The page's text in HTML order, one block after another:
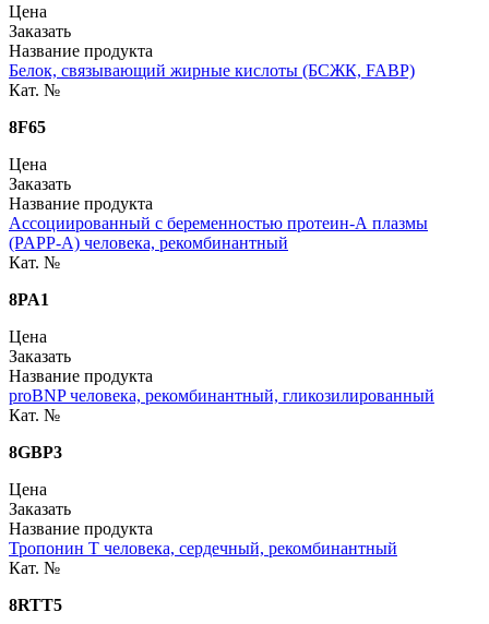
Цена
Заказать
Название продукта
Белок, связывающий жирные кислоты (БСЖК, FABP)
Кат. №
8F65
Цена
Заказать
Название продукта
Ассоциированный с беременностью протеин-А плазмы
(PAPP-A) человека, рекомбинантный
Кат. №
8PA1
Цена
Заказать
Название продукта
proBNP человека, рекомбинантный, гликозилированный
Кат. №
8GBP3
Цена
Заказать
Название продукта
Тропонин T человека, сердечный, рекомбинантный
Кат. №
8RTT5